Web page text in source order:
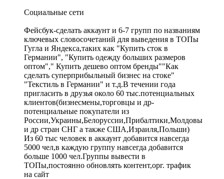
Социальные сети
Фейсбук-сделать аккаунт и 6-7 групп по названиям
ключевых словосочетаний для выведения в ТОПы
Гугла и Яндекса,таких как "Купить сток в
Германии", "Купить одежду больших размеров
оптом"," Купить дешево оптом бренды""Как
сделать суперприбыльный бизнес на стоке"
"Текстиль в Германии" и т.д.В течении года
пригласить в друзья около 60 тыс.потенциальных
клиентов(бизнесмены,торговцы и др-
потенциальные покупатели из
России,Украины,Белоруссии,Прибалтики,Молдовы
и др стран СНГ а также США,Израиля,Польши)
Из 60 тыс человек в аккаунт добавится навсегда
5000 чел,в каждую группу навсегда добавится
больше 1000 чел.Группы вывести в
ТОПы,постоянно обновлять контент,орг. трафик
на сайт